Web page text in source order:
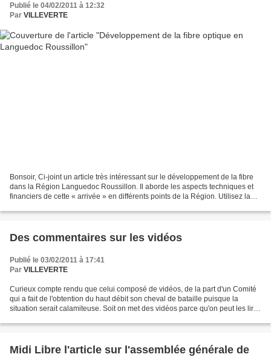
Publié le 04/02/2011 à 12:32
Par VILLEVERTE
Bonsoir, Ci-joint un article très intéressant sur le développement de la fibre
dans la Région Languedoc Roussillon. Il aborde les aspects techniques et
financiers de cette « arrivée » en différents points de la Région. Utilisez la
Des commentaires sur les vidéos
Publié le 03/02/2011 à 17:41
Par VILLEVERTE
Curieux compte rendu que celui composé de vidéos, de la part d'un Comité
qui a fait de l'obtention du haut débit son cheval de bataille puisque la
situation serait calamiteuse. Soit on met des vidéos parce qu'on peut les lire
Midi Libre l'article sur l'assemblée générale de